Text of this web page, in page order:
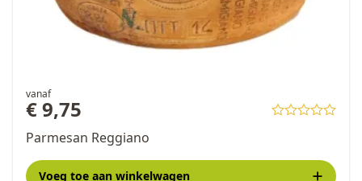
vanaf
€ 9,75
Parmesan Reggiano
Voeg toe aan winkelwagen